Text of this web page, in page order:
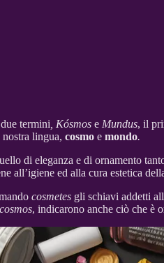
termini , Kósmos e Mundus, il
lingua, cosmo e mondo.
di eleganza e di ornamento
all’igiene ed alla cura estetica
cosmetes gli schiavi addetti
cosmos, indicarono anche ciò che è